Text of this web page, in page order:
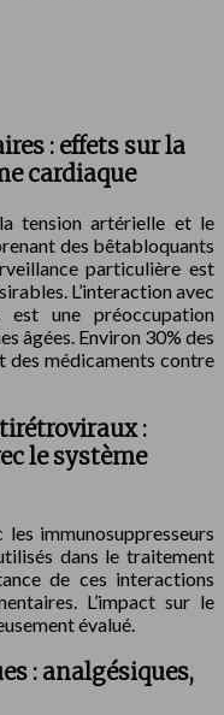
: effets sur la
cardiaque
tension artérielle et le
des bêtabloquants
particulière est
L’interaction avec
est une préoccupation
âgées. Environ 30% des
des médicaments contre
:
le système
immunosuppresseurs
dans le traitement
de ces interactions
L’impact sur le
évalué.
: analgésiques,